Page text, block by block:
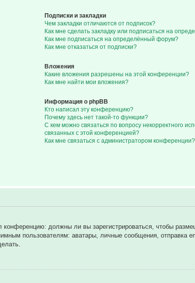
Подписки и закладки
Чем закладки отличаются от подписок?
Как мне сделать закладку или подписаться на
Как мне подписаться на определённый форум?
Как мне отказаться от подписки?
Вложения
Какие вложения разрешены на этой конференции?
Как мне найти мои вложения?
Информация о phpBB
Кто написал эту конференцию?
Почему здесь нет такой-то функции?
С кем можно связаться по вопросу некорректного
связанных с этой конференцией?
Как мне связаться с администратором конференции?
конференцию: должны ли вы зарегистрироваться, чтобы
пользователям: аватары, личные сообщения, отправка